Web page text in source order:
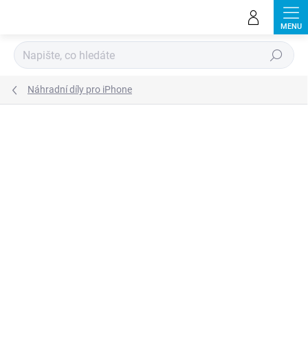
Hledat
Náhradní díly pro iPhone